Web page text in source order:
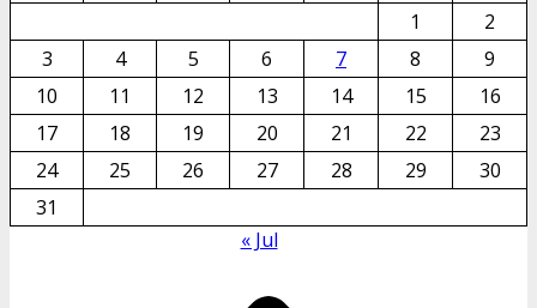
1
2
3
4 5 6 7 8
9
10
11 12 13 14 15
16
17
18 19 20 21 22
23
24
25 26 27 28 29
30
31
« Jul